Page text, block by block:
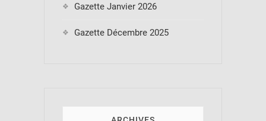
Gazette Janvier 2026
Gazette Décembre 2025